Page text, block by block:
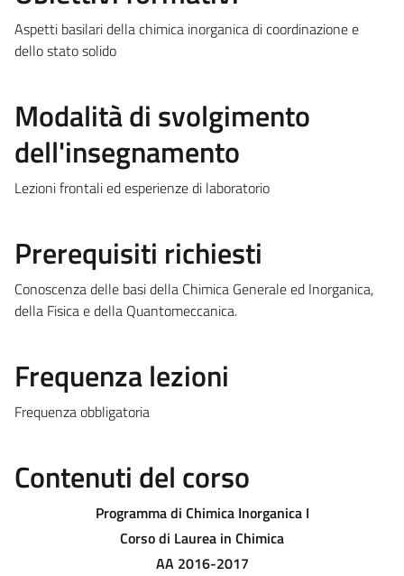
Aspetti basilari della chimica inorganica di coordinazione e
dello stato solido
Modalità di svolgimento
dell'insegnamento
Lezioni frontali ed esperienze di laboratorio
Prerequisiti richiesti
Conoscenza delle basi della Chimica Generale ed Inorganica,
della Fisica e della Quantomeccanica.
Frequenza lezioni
Frequenza obbligatoria
Contenuti del corso
Programma di Chimica Inorganica I
Corso di Laurea in Chimica
AA 2016-2017